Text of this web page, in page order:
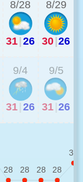
8/28
31 26
8/29
30 26
9/4
31 26
9/5
31 26